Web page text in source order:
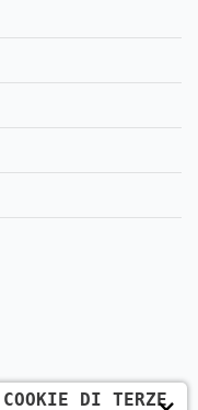
33, 37135
DI TERZE